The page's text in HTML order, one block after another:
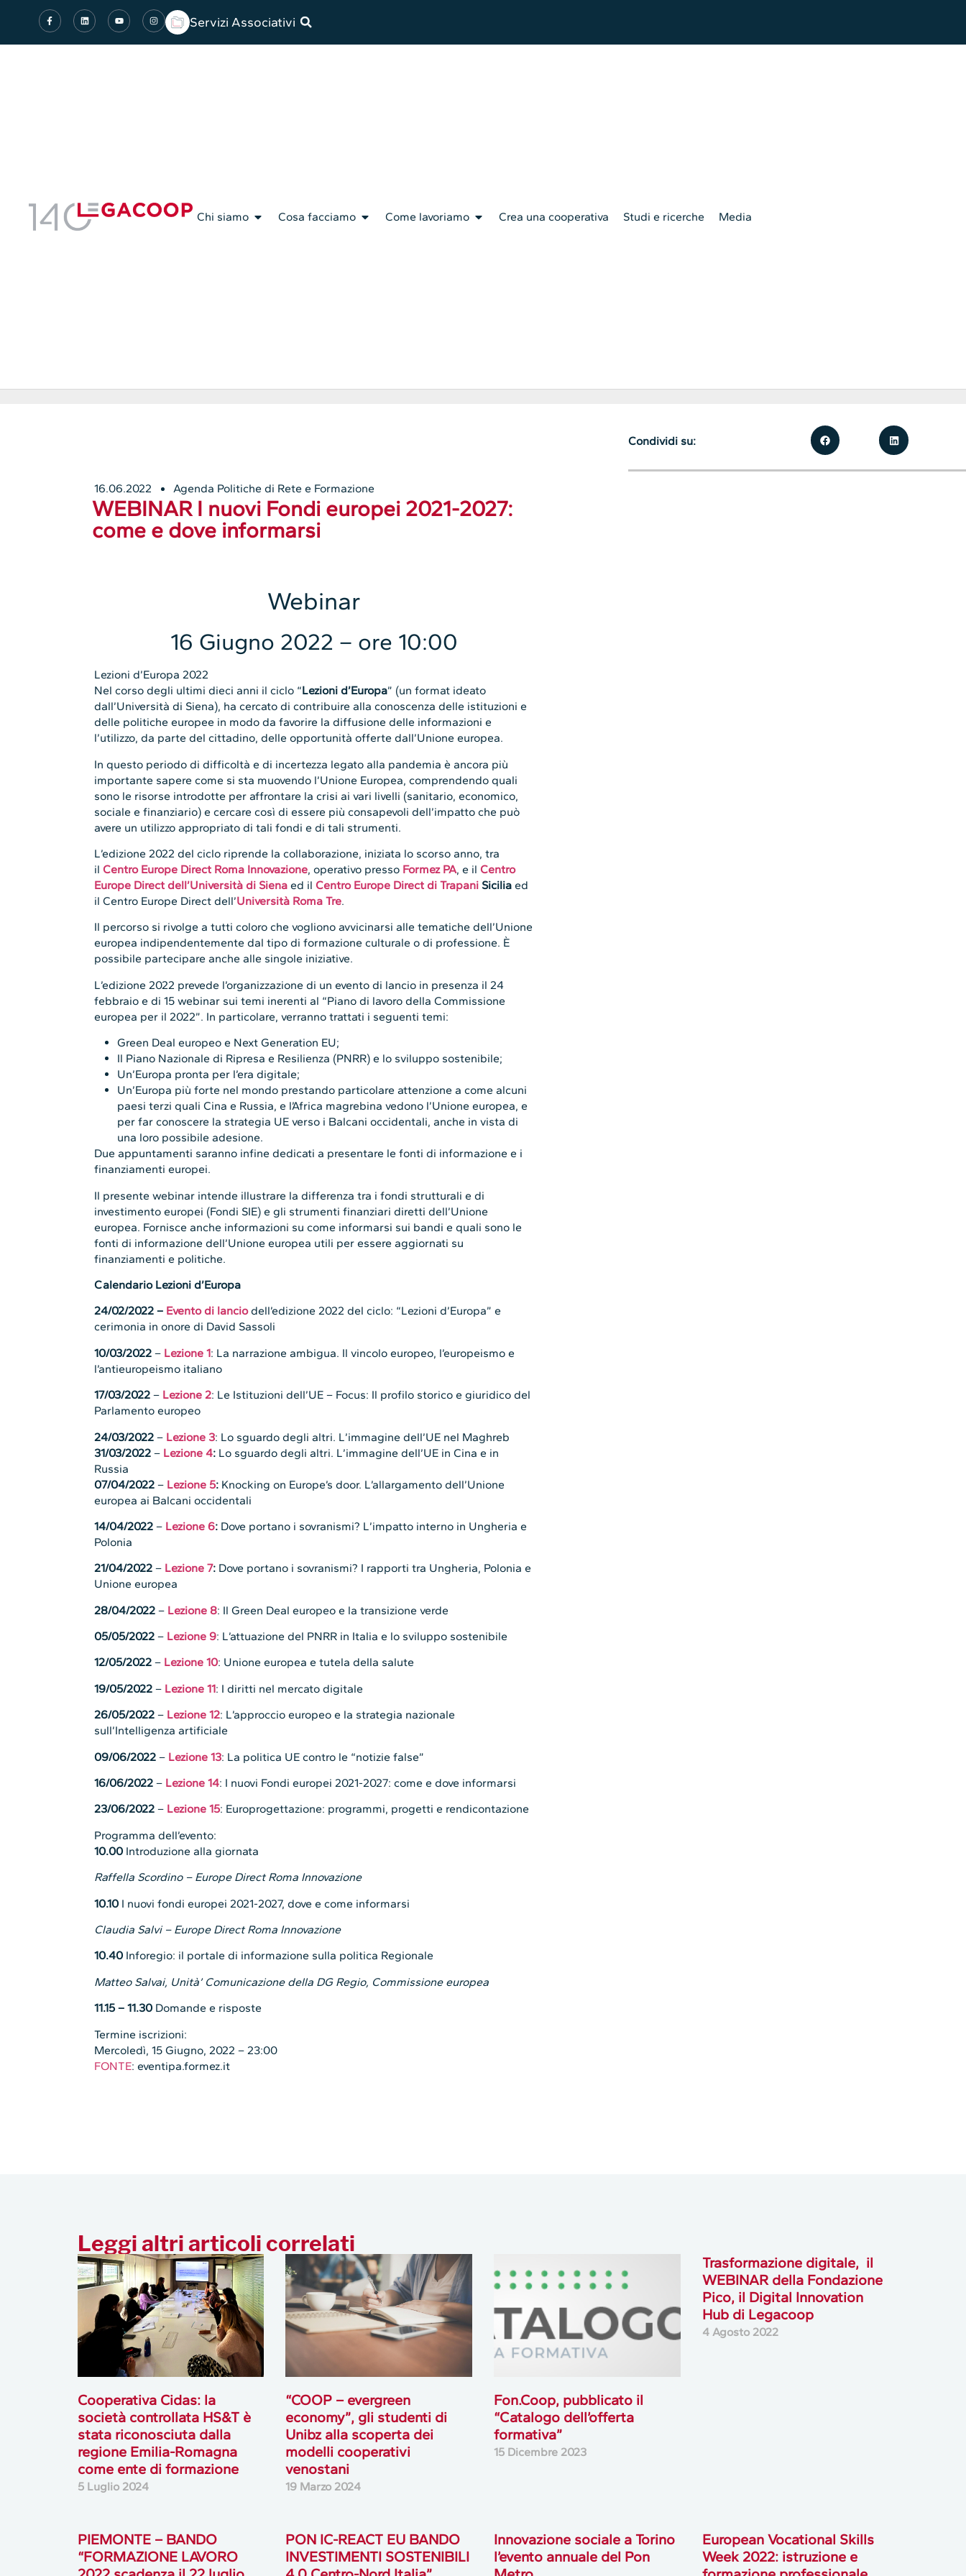
Servizi Associativi
Chi siamo Cosa facciamo Come lavoriamo Crea una cooperativa Studi e ricerche Media
16.06.2022 Agenda Politiche di Rete e Formazione
WEBINAR I nuovi Fondi europei 2021-2027:
come e dove informarsi
Webinar
16 Giugno 2022 – ore 10:00
Lezioni d’Europa 2022
Nel corso degli ultimi dieci anni il ciclo “Lezioni d’Europa” (un format ideato
dall’Università di Siena), ha cercato di contribuire alla conoscenza delle istituzioni e
delle politiche europee in modo da favorire la diffusione delle informazioni e
l’utilizzo, da parte del cittadino, delle opportunità offerte dall’Unione europea.
In questo periodo di difficoltà e di incertezza legato alla pandemia è ancora più
importante sapere come si sta muovendo l’Unione Europea, comprendendo quali
sono le risorse introdotte per affrontare la crisi ai vari livelli (sanitario, economico,
sociale e finanziario) e cercare così di essere più consapevoli dell’impatto che può
avere un utilizzo appropriato di tali fondi e di tali strumenti.
L’edizione 2022 del ciclo riprende la collaborazione, iniziata lo scorso anno, tra
ilCentro Europe Direct Roma Innovazione, operativo presso Formez PA, e ilCentro
Europe Direct dell’Università di Siena ed ilCentro Europe Direct di Trapani Sicilia ed
il Centro Europe Direct dell’Università Roma Tre.
Il percorso si rivolge a tutti coloro che vogliono avvicinarsi alle tematiche dell’Unione
europea indipendentemente dal tipo di formazione culturale o di professione. È
possibile partecipare anche alle singole iniziative.
L’edizione 2022 prevede l’organizzazione di un evento di lancio in presenza il 24
febbraio e di 15 webinar sui temi inerenti al “Piano di lavoro della Commissione
europea per il 2022”. In particolare, verranno trattati i seguenti temi:
Green Deal europeo e Next Generation EU;
Il Piano Nazionale di Ripresa e Resilienza (PNRR) e lo sviluppo sostenibile;
Un’Europa pronta per l’era digitale;
Un’Europa più forte nel mondo prestando particolare attenzione a come alcuni
paesi terzi quali Cina e Russia, e l’Africa magrebina vedono l’Unione europea, e
per far conoscere la strategia UE verso i Balcani occidentali, anche in vista di
una loro possibile adesione.
Due appuntamenti saranno infine dedicati a presentare le fonti di informazione e i
finanziamenti europei.
Il presente webinar intende illustrare la differenza tra i fondi strutturali e di
investimento europei (Fondi SIE) e gli strumenti finanziari diretti dell’Unione
europea. Fornisce anche informazioni su come informarsi sui bandi e quali sono le
fonti di informazione dell’Unione europea utili per essere aggiornati su
finanziamenti e politiche.
Calendario Lezioni d’Europa
24/02/2022 – Evento di lanciodell’edizione 2022 del ciclo: “Lezioni d’Europa” e
cerimonia in onore di David Sassoli
10/03/2022 – Lezione 1: La narrazione ambigua. Il vincolo europeo, l’europeismo e
l’antieuropeismo italiano
17/03/2022 – Lezione 2: Le Istituzioni dell’UE – Focus: Il profilo storico e giuridico del
Parlamento europeo
24/03/2022 – Lezione 3: Lo sguardo degli altri. L’immagine dell’UE nel Maghreb
31/03/2022 – Lezione 4: Lo sguardo degli altri. L’immagine dell’UE in Cina e in
Russia
07/04/2022 – Lezione 5: Knocking on Europe’s door. L’allargamento dell’Unione
europea ai Balcani occidentali
14/04/2022 – Lezione 6: Dove portano i sovranismi? L’impatto interno in Ungheria e
Polonia
21/04/2022 – Lezione 7: Dove portano i sovranismi? I rapporti tra Ungheria, Polonia e
Unione europea
28/04/2022 – Lezione 8: Il Green Deal europeo e la transizione verde
05/05/2022 – Lezione 9: L’attuazione del PNRR in Italia e lo sviluppo sostenibile
12/05/2022 – Lezione 10: Unione europea e tutela della salute
19/05/2022 – Lezione 11: I diritti nel mercato digitale
26/05/2022 – Lezione 12: L’approccio europeo e la strategia nazionale
sull’Intelligenza artificiale
09/06/2022 – Lezione 13: La politica UE contro le “notizie false”
16/06/2022 – Lezione 14: I nuovi Fondi europei 2021-2027: come e dove informarsi
23/06/2022 – Lezione 15: Europrogettazione: programmi, progetti e rendicontazione
Programma dell’evento:
10.00 Introduzione alla giornata
Raffella Scordino – Europe Direct Roma Innovazione
10.10 I nuovi fondi europei 2021-2027, dove e come informarsi
Claudia Salvi – Europe Direct Roma Innovazione
10.40 Inforegio: il portale di informazione sulla politica Regionale
Matteo Salvai, Unità’ Comunicazione della DG Regio, Commissione europea
11.15 – 11.30 Domande e risposte
Termine iscrizioni:
Mercoledì, 15 Giugno, 2022 – 23:00
FONTE: eventipa.formez.it
Condividi su:
Leggi altri articoli correlati
Cooperativa Cidas: la
società controllata HS&T è
stata riconosciuta dalla
regione Emilia-Romagna
come ente di formazione
5 Luglio 2024
“COOP – evergreen
economy”, gli studenti di
Unibz alla scoperta dei
modelli cooperativi
venostani
19 Marzo 2024
Fon.Coop, pubblicato il
“Catalogo dell’offerta
formativa”
15 Dicembre 2023
Trasformazione digitale, il
WEBINAR della Fondazione
Pico, il Digital Innovation
Hub di Legacoop
4 Agosto 2022
PIEMONTE – BANDO
“FORMAZIONE LAVORO
PON IC-REACT EU BANDO
INVESTIMENTI SOSTENIBILI
Innovazione sociale a Torino
l’evento annuale del Pon
European Vocational Skills
Week 2022: istruzione e